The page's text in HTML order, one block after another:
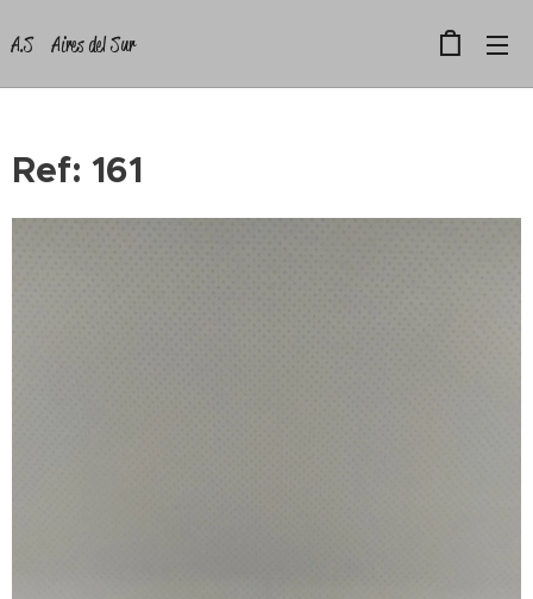
A.S Aires del Sur
Ref: 161